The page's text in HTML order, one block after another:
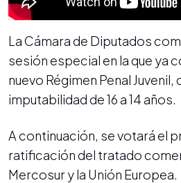
La Cámara de Diputados
sesión especial en la que ya
nuevo Régimen Penal
imputabilidad de 16 a 14 años.
A continuación, se votará el
ratificación del tratado
Mercosur y la Unión Europea.